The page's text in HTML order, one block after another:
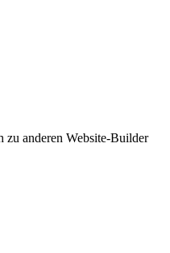
anderen Website-Builder